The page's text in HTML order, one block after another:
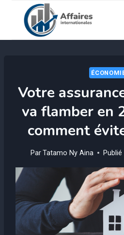
contenu
Votre
va flamber en
comment
ParTatamo Ny Aina Publié